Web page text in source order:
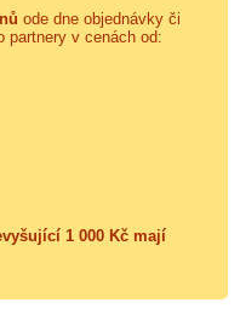
ode dne objednávky či
partnery v cenách od:
1 000 Kč mají